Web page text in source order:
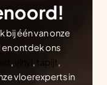
bij één van onze
en ontdek ons
, , tapijt,
vloerexperts in